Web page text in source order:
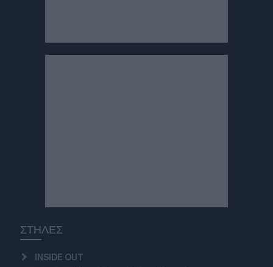
ΣΤΗΛΕΣ
INSIDE OUT